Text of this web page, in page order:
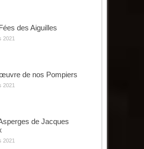
des Aiguilles
2021
de nos Pompiers
2021
de Jacques
2021